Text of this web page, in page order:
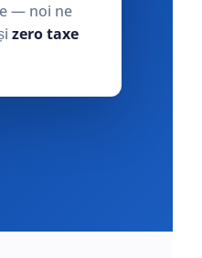
— noi ne
zero taxe